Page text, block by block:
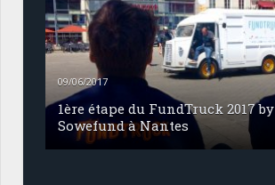
09/06/2017
1ère étape du FundTruck 2017 by
Sowefund à Nantes